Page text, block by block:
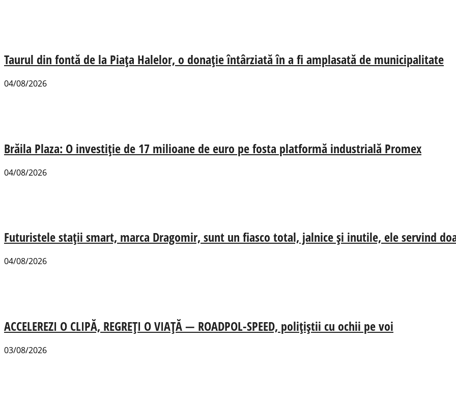
Taurul din fontă de la Piața Halelor, o donație întârziată în a fi amplasată de municipalitate
04/08/2026
Brăila Plaza: O investiție de 17 milioane de euro pe fosta platformă industrială Promex
04/08/2026
Futuristele stații smart, marca Dragomir, sunt un fiasco total, jalnice și inutile, ele servind
04/08/2026
ACCELEREZI O CLIPĂ, REGREȚI O VIAȚĂ — ROADPOL-SPEED, polițiștii cu ochii pe voi
03/08/2026